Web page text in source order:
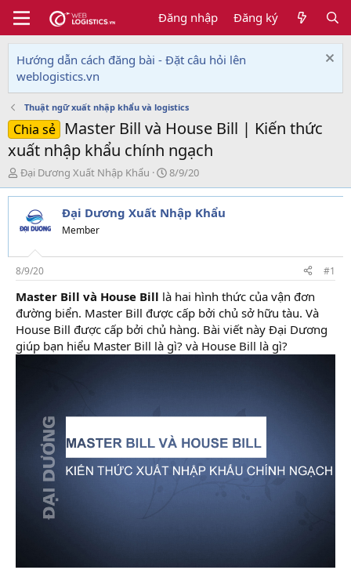
Đăng nhập Đăng ký
Hướng dẫn cách đăng bài - Đặt câu hỏi lên
weblogistics.vn
Thuật ngữ xuất nhập khẩu và logistics
Chia sẻ
Master Bill và House Bill | Kiến thức
xuất nhập khẩu chính ngạch
T
h
r
a
s
t
a
r
t
e
r
Đại Dương Xuất Nhập Khẩu
N
g
à
y
i
8/9/20
Đại Dương Xuất Nhập Khẩu
Member
8/9/20 #1
Master Bill và House Bill là hai hình thức của vận đơn
đường biển. Master Bill được cấp bởi chủ sở hữu tàu. Và
House Bill được cấp bởi chủ hàng. Bài viết này Đại Dương
giúp bạn hiểu Master Bill là gì? và House Bill là gì?